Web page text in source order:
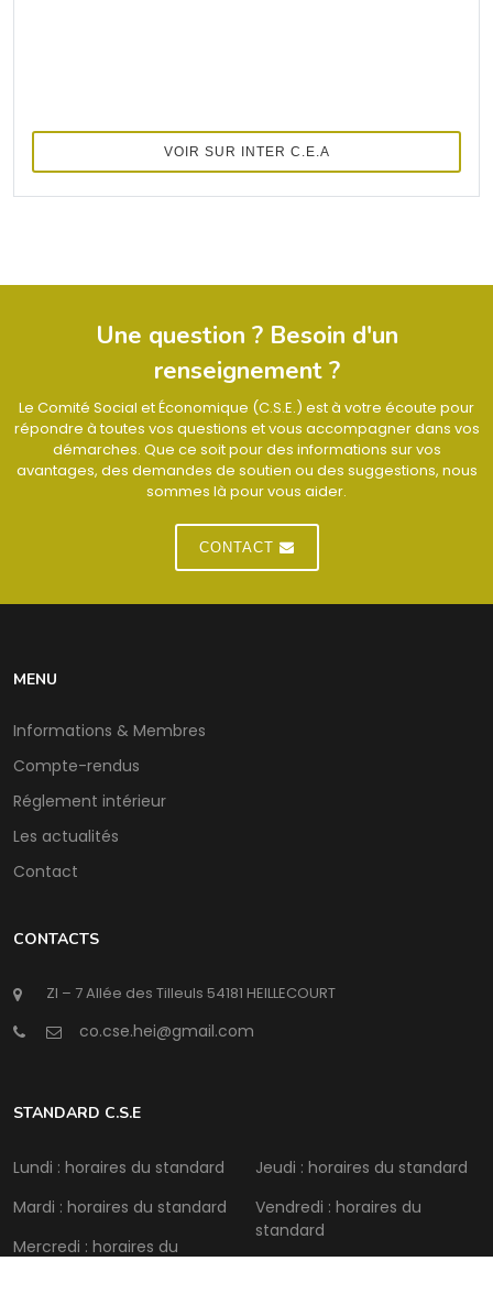
VOIR SUR INTER C.E.A
Une question ? Besoin d'un
renseignement ?
Le Comité Social et Économique (C.S.E.) est à votre écoute pour
répondre à toutes vos questions et vous accompagner dans vos
démarches. Que ce soit pour des informations sur vos
avantages, des demandes de soutien ou des suggestions, nous
sommes là pour vous aider.
CONTACT
MENU
Informations & Membres
Compte-rendus
Réglement intérieur
Les actualités
Contact
CONTACTS
ZI – 7 Allée des Tilleuls 54181 HEILLECOURT
@
STANDARD C.S.E
Lundi : horaires du standard
Mardi : horaires du standard
Mercredi : horaires du
Jeudi : horaires du standard
Vendredi : horaires du
standard